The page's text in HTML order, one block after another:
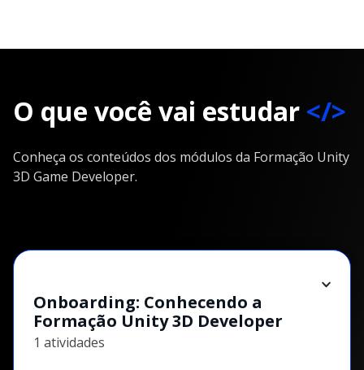
O que você vai estudar </>
Conheça os conteúdos dos módulos da Formação Unity
3D Game Developer.
Onboarding: Conhecendo a
Formação Unity 3D Developer
1 atividades